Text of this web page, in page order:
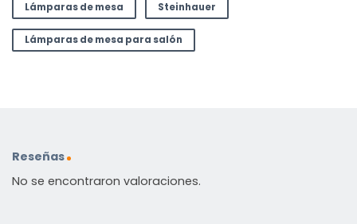
Lámparas de mesa Steinhauer
Lámparas de mesa para salón
Reseñas
No se encontraron valoraciones.